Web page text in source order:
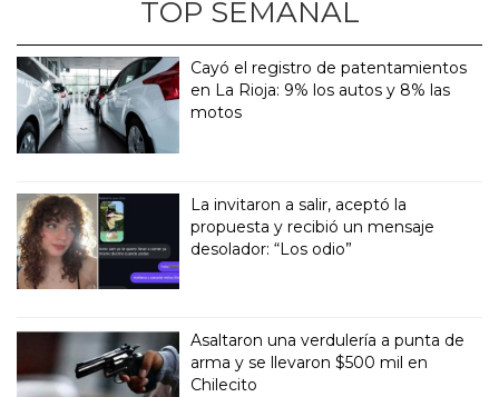
TOP SEMANAL
Cayó el registro de patentamientos
en La Rioja: 9% los autos y 8% las
motos
La invitaron a salir, aceptó la
propuesta y recibió un mensaje
desolador: “Los odio”
Asaltaron una verdulería a punta de
arma y se llevaron $500 mil en
Chilecito